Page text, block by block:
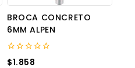
BROCA CONCRETO
6MM ALPEN
0
$1.858